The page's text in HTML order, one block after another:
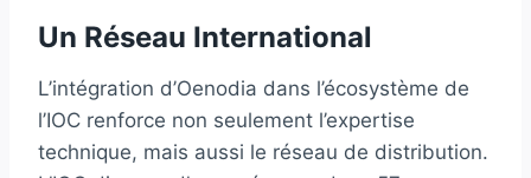
Un Réseau International
L’intégration d’Oenodia dans l’écosystème de
l’IOC renforce non seulement l’expertise
technique, mais aussi le réseau de distribution.